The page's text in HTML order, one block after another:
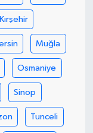
Kırşehir
Muğla
Osmaniye
Sinop
Tunceli